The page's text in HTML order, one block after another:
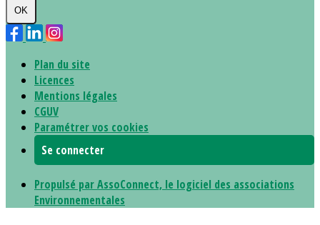
OK
Plan du site
Licences
Mentions légales
CGUV
Paramétrer vos cookies
Se connecter
Propulsé par AssoConnect, le logiciel des associations
Environnementales